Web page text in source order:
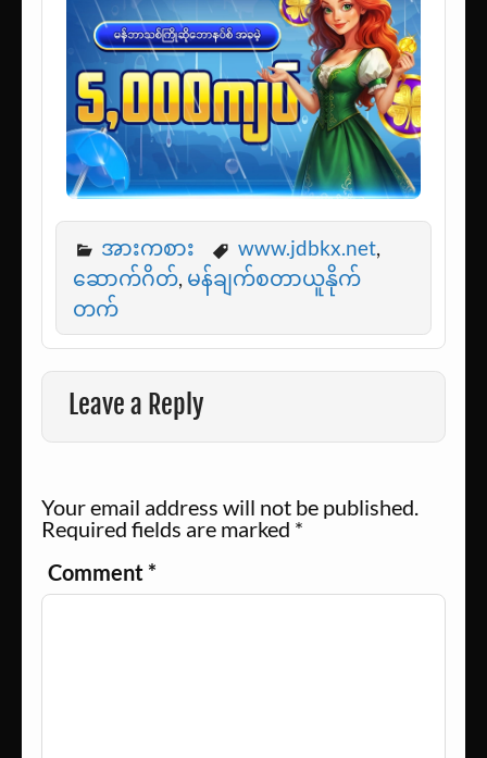
အားကစား www.jdbkx.net,
ဆောက်ဂိတ် မန်ချက်စတာယူနိုက်
တက်
Leave a Reply
Your email address will not be published.
Required fields are marked *
Comment *